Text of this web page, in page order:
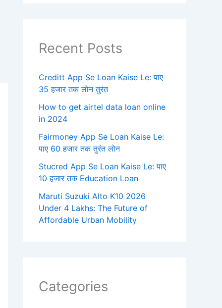
Recent Posts
Creditt App Se Loan Kaise Le: पाए
35 हजार तक लोन तुरंत
How to get airtel data loan online
in 2024
Fairmoney App Se Loan Kaise Le:
पाए 60 हजार तक तुरंत लोन
Stucred App Se Loan Kaise Le: पाए
10 हजार तक Education Loan
Maruti Suzuki Alto K10 2026
Under 4 Lakhs: The Future of
Affordable Urban Mobility
Categories